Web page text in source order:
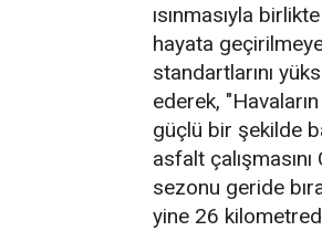
ısınmasıyla
hayata geçirilmeye
standartlarını
ederek,
güçlü bir şekilde
asfalt
sezonu geride
yine 26